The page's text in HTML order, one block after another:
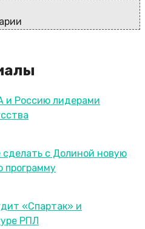
и Россию лидерами
с Долиной новую
программу
«Спартак» и
РПЛ